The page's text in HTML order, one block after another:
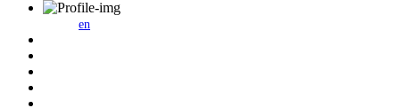
en